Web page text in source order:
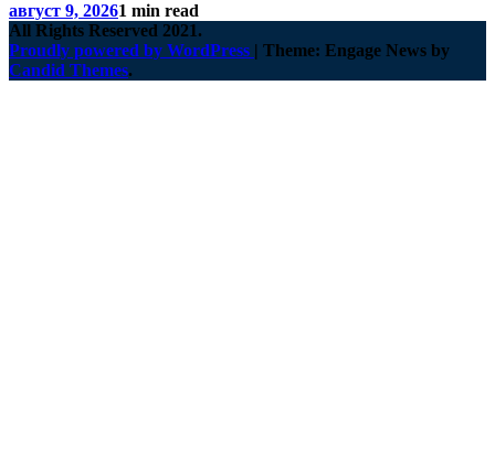
август 9, 20261 min read
All Rights Reserved 2021.
Proudly powered by WordPress | Theme: Engage News by
Candid Themes.